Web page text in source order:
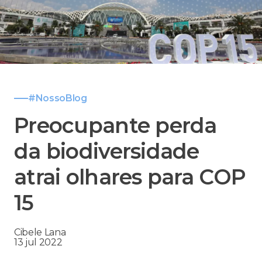
#NossoBlog
Preocupante perda
da biodiversidade
atrai olhares para COP
15
Cibele Lana
13 jul 2022